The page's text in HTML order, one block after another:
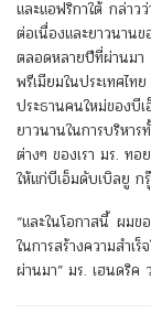
และแอฟริกาใต้ กล่าว
ต่อเนื่องและยาวนาน
ตลอดหลายปีที่ผ่านมา
พรีเมียมในประเทศ
ประธานคนใหม่ของ
ยาวนานในการบริหาร
ต่างๆ ของเรา มร. ทอ
ให้แก่บีเอ็มดับเบิลยู ก
“และในโอกาสนี้ ผม
ในการสร้างความสำ
ผ่านมา” มร. เฮนดริค